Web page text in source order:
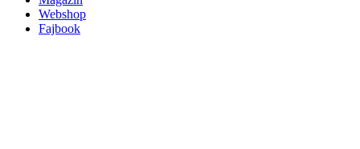
Webshop
Fajbook